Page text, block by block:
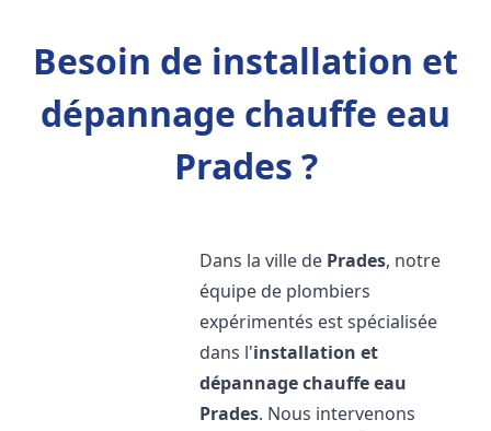
Besoin de installation et
dépannage chauffe eau
Prades ?
Dans la ville de Prades, notre
équipe de plombiers
expérimentés est spécialisée
dans l'installation et
dépannage chauffe eau
Prades. Nous intervenons